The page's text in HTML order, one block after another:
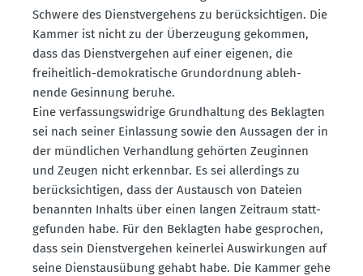
Schwere des Dienst­ver­gehens zu berück­sich­tigen. Die
Kammer ist nicht zu der Überzeugung gekommen,
dass das Dienst­ver­gehen auf einer eigenen, die
freiheitlich-demokra­tische Grund­ordnung ableh­
nende Gesinnung beruhe.
Eine verfas­sungs­widrige Grund­haltung des Beklagten
sei nach seiner Einlassung sowie den Aussagen der in
der mündlichen Verhandlung gehörten Zeuginnen
und Zeugen nicht erkennbar. Es sei aller­dings zu
berück­sich­tigen, dass der Austausch von Dateien
benannten Inhalts über einen langen Zeitraum statt­
ge­funden habe. Für den Beklagten habe gesprochen,
dass sein Dienst­ver­gehen keinerlei Auswir­kungen auf
seine Dienst­aus­übung gehabt habe. Die Kammer gehe